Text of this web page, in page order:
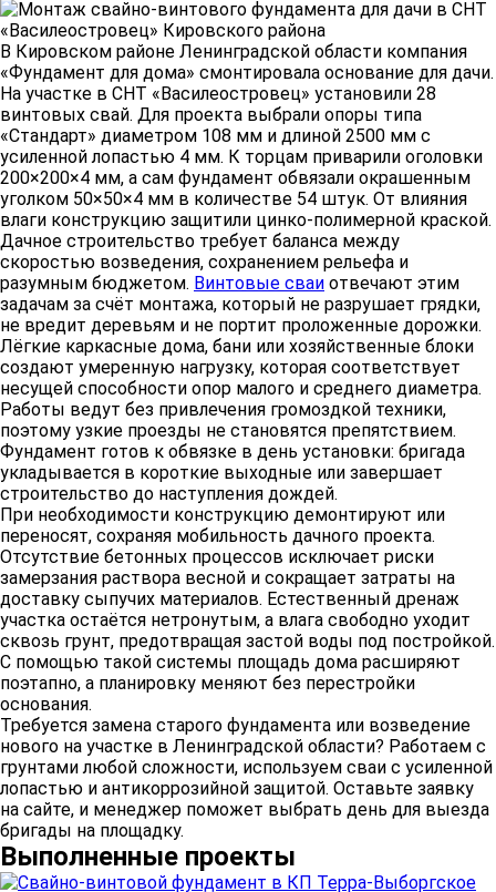
В Кировском районе Ленинградской области компания
«Фундамент для дома» смонтировала основание для дачи.
На участке в СНТ «Василеостровец» установили 28
винтовых свай. Для проекта выбрали опоры типа
«Стандарт» диаметром 108 мм и длиной 2500 мм с
усиленной лопастью 4 мм. К торцам приварили оголовки
200×200×4 мм, а сам фундамент обвязали окрашенным
уголком 50×50×4 мм в количестве 54 штук. От влияния
влаги конструкцию защитили цинко-полимерной краской.
Дачное строительство требует баланса между
скоростью возведения, сохранением рельефа и
разумным бюджетом. Винтовые сваи отвечают этим
задачам за счёт монтажа, который не разрушает грядки,
не вредит деревьям и не портит проложенные дорожки.
Лёгкие каркасные дома, бани или хозяйственные блоки
создают умеренную нагрузку, которая соответствует
несущей способности опор малого и среднего диаметра.
Работы ведут без привлечения громоздкой техники,
поэтому узкие проезды не становятся препятствием.
Фундамент готов к обвязке в день установки: бригада
укладывается в короткие выходные или завершает
строительство до наступления дождей.
При необходимости конструкцию демонтируют или
переносят, сохраняя мобильность дачного проекта.
Отсутствие бетонных процессов исключает риски
замерзания раствора весной и сокращает затраты на
доставку сыпучих материалов. Естественный дренаж
участка остаётся нетронутым, а влага свободно уходит
сквозь грунт, предотвращая застой воды под постройкой.
С помощью такой системы площадь дома расширяют
поэтапно, а планировку меняют без перестройки
основания.
Требуется замена старого фундамента или возведение
нового на участке в Ленинградской области? Работаем с
грунтами любой сложности, используем сваи с усиленной
лопастью и антикоррозийной защитой. Оставьте заявку
на сайте, и менеджер поможет выбрать день для выезда
бригады на площадку.
Выполненные проекты